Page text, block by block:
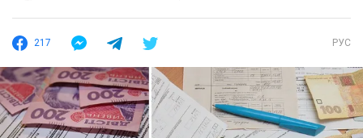
217 РУС